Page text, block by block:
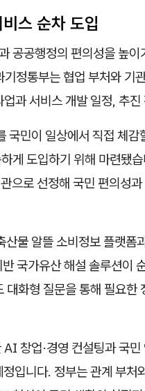
스 순차 도입
공공행정의 편의성을 높
정통부는 협업 부처와 기
과 서비스 개발 일정, 추
국민이 일상에서 직접 체
게 도입하기 위해 마련됐
으로 선정해 국민 편의성
물 알뜰 소비정보 플랫폼
국가유산 해설 솔루션이
대화형 질문을 통해 필요한
창업·경영 컨설팅과 국민
입니다. 정부는 관계 부처